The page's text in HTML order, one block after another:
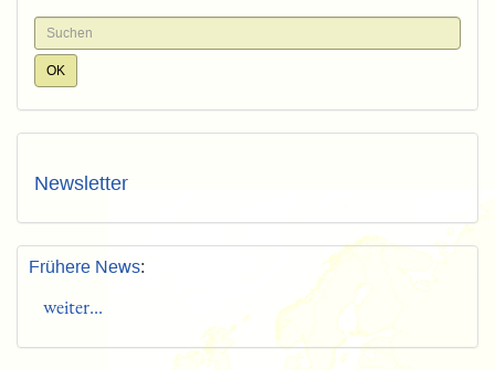
Newsletter
Frühere News:
weiter...